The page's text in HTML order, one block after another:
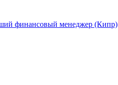
финансовый менеджер (Кипр)